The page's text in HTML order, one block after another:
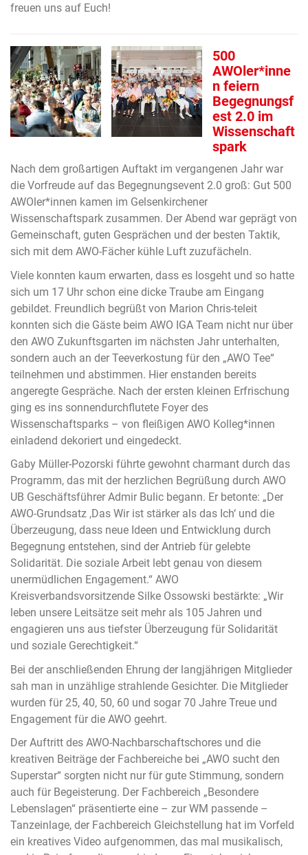
freuen uns auf Euch!
500
AWOler*inne
n feiern
Begegnungsf
est 2.0 im
Wissenschaft
spark
Nach dem großartigen Auftakt im vergangenen Jahr war
die Vorfreude auf das Begegnungsevent 2.0 groß: Gut 500
AWOler*innen kamen im Gelsenkirchener
Wissenschaftspark zusammen. Der Abend war geprägt von
Gemeinschaft, guten Gesprächen und der besten Taktik,
sich mit dem AWO-Fächer kühle Luft zuzufächeln.
Viele konnten kaum erwarten, dass es losgeht und so hatte
sich um 17 Uhr schon eine dicke Traube am Eingang
gebildet. Freundlich begrüßt von Marion Chris-teleit
konnten sich die Gäste beim AWO IGA Team nicht nur über
den AWO Zukunftsgarten im nächsten Jahr unterhalten,
sondern auch an der Teeverkostung für den „AWO Tee“
teilnehmen und abstimmen. Hier enstanden bereits
angeregte Gespräche. Nach der ersten kleinen Erfrischung
ging es ins sonnendurchflutete Foyer des
Wissenschaftsparks – von fleißigen AWO Kolleg*innen
einladend dekoriert und eingedeckt.
Gaby Müller-Pozorski führte gewohnt charmant durch das
Programm, das mit der herzlichen Begrüßung durch AWO
UB Geschäftsführer Admir Bulic begann. Er betonte: „Der
AWO-Grundsatz ,Das Wir ist stärker als das Ich‘ und die
Überzeugung, dass neue Ideen und Entwicklung durch
Begegnung entstehen, sind der Antrieb für gelebte
Solidarität. Die soziale Arbeit lebt genau von diesem
unermüdlichen Engagement.“ AWO
Kreisverbandsvorsitzende Silke Ossowski bestärkte: „Wir
leben unsere Leitsätze seit mehr als 105 Jahren und
engagieren uns aus tiefster Überzeugung für Solidarität
und soziale Gerechtigkeit.“
Bei der anschließenden Ehrung der langjährigen Mitglieder
sah man in unzählige strahlende Gesichter. Die Mitglieder
wurden für 25, 40, 50, 60 und sogar 70 Jahre Treue und
Engagement für die AWO geehrt.
Der Auftritt des AWO-Nachbarschaftschores und die
kreativen Beiträge der Fachbereiche bei „AWO sucht den
Superstar“ sorgten nicht nur für gute Stimmung, sondern
auch für Begeisterung. Der Fachbereich „Besondere
Lebenslagen“ präsentierte eine – zur WM passende –
Tanzeinlage, der Fachbereich Gleichstellung hat im Vorfeld
ein kreatives Video aufgenommen, das mal musikalisch,